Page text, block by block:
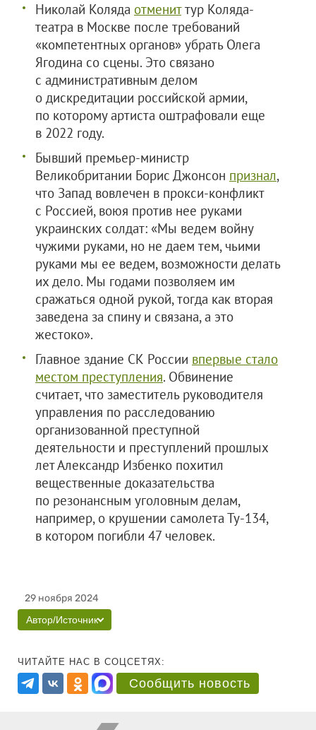
Николай Коляда отмениттур Коляда-
театра в Москве после требований
«компетентных органов» убрать Олега
Ягодина со сцены. Это связано
с административным делом
о дискредитации российской армии,
по которому артиста оштрафовали еще
в 2022 году.
Бывший премьер-министр
Великобритании Борис Джонсон признал,
что Запад вовлечен в прокси-конфликт
с Россией, воюя против нее руками
украинских солдат: «Мы ведем войну
чужими руками, но не даем тем, чьими
руками мы ее ведем, возможности делать
их дело. Мы годами позволяем им
сражаться одной рукой, тогда как вторая
заведена за спину и связана, а это
жестоко».
Главное здание СК России впервые стало
местом преступления. Обвинение
считает, что заместитель руководителя
управления по расследованию
организованной преступной
деятельности и преступлений прошлых
лет Александр Избенко похитил
вещественные доказательства
по резонансным уголовным делам,
например, о крушении самолета Ту-134,
в котором погибли 47 человек.
29 ноября 2024
Автор/Источник
ЧИТАЙТЕ НАС В СОЦСЕТЯХ:
Сообщить новость